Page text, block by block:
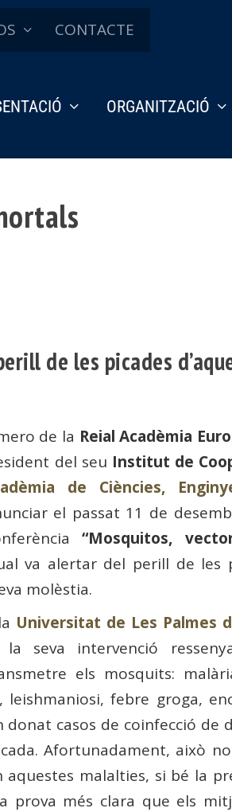
CONTACTE
ORGANITZACIÓ
de les picades
de la Reial Acadèmia
del seu Institut de
de Ciències,
el passat 11 de
“Mosquitos,
va alertar del perill de les
molèstia.
Universitat de Les Palmes
la seva intervenció
els mosquits:
febre groga,
donat casos de coinfecció de
Afortunadament, això
malalties, si bé la
prova més clara que els